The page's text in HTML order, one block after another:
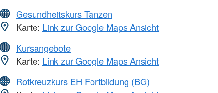
Gesundheitskurs Tanzen
Karte: Link zur Google Maps Ansicht
Kursangebote
Karte: Link zur Google Maps Ansicht
Rotkreuzkurs EH Fortbildung (BG)